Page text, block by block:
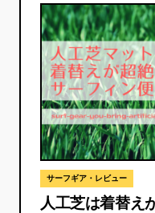
サーフギア・レビュー
人工芝は着替え